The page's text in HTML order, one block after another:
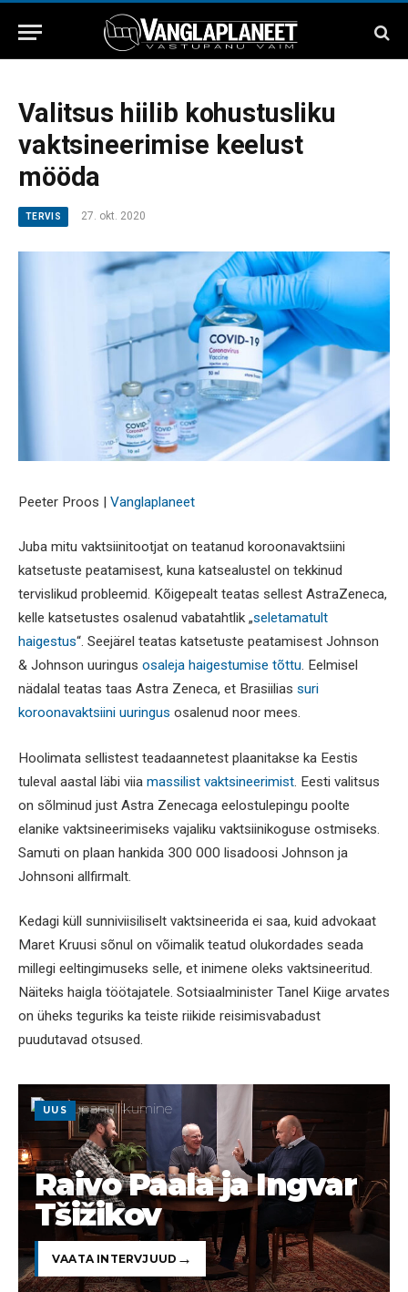
Valitsus hiilib kohustusliku
vaktsineerimise keelust
mööda
TERVIS 27. okt. 2020
Peeter Proos | Vanglaplaneet
Juba mitu vaktsiinitootjat on teatanud koroonavaktsiini
katsetuste peatamisest, kuna katsealustel on tekkinud
tervislikud probleemid. Kõigepealt teatas sellest AstraZeneca,
kelle katsetustes osalenud vabatahtlik „seletamatult
haigestus“. Seejärel teatas katsetuste peatamisest Johnson
& Johnson uuringus osaleja haigestumise tõttu. Eelmisel
nädalal teatas taas Astra Zeneca, et Brasiilias suri
koroonavaktsiini uuringus osalenud noor mees.
Hoolimata sellistest teadaannetest plaanitakse ka Eestis
tuleval aastal läbi viia massilist vaktsineerimist. Eesti valitsus
on sõlminud just Astra Zenecaga eelostulepingu poolte
elanike vaktsineerimiseks vajaliku vaktsiinikoguse ostmiseks.
Samuti on plaan hankida 300 000 lisadoosi Johnson ja
Johnsoni allfirmalt.
Kedagi küll sunniviisiliselt vaktsineerida ei saa, kuid advokaat
Maret Kruusi sõnul on võimalik teatud olukordades seada
millegi eeltingimuseks selle, et inimene oleks vaktsineeritud.
Näiteks haigla töötajatele. Sotsiaalminister Tanel Kiige arvates
on üheks teguriks ka teiste riikide reisimisvabadust
puudutavad otsused.
UUS
Raivo Paala ja Ingvar
Tšižikov
VAATA INTERVJUUD